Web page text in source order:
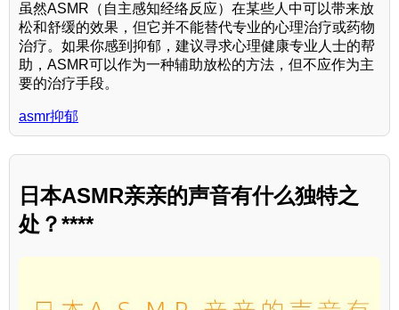
虽然ASMR（自主感知经络反应）在某些人中可以带来放
松和舒缓的效果，但它并不能替代专业的心理治疗或药物
治疗。如果你感到抑郁，建议寻求心理健康专业人士的帮
助，ASMR可以作为一种辅助放松的方法，但不应作为主
要的治疗手段。
asmr抑郁
日本ASMR亲亲的声音有什么独特之
处？****